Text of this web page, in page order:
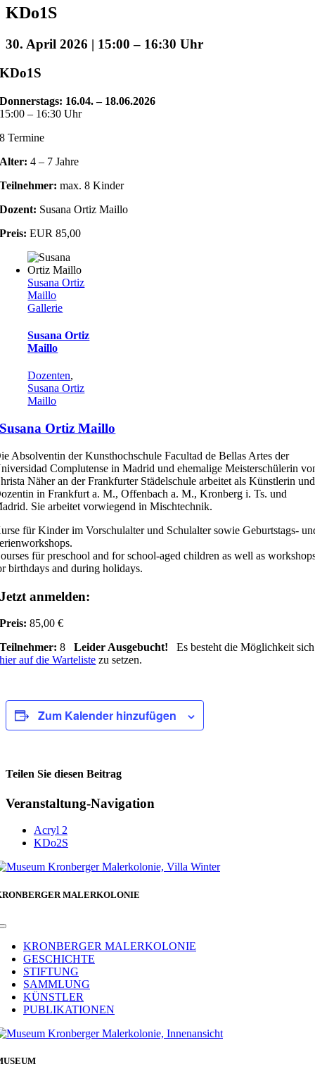
KDo1S
30. April 2026 | 15:00 – 16:30
KDo1S
Donnerstags: 16.04. – 18.06.2026
15:00 – 16:30 Uhr
8 Termine
Alter: 4 – 7 Jahre
Teilnehmer: max. 8 Kinder
Dozent: Susana Ortiz Maillo
Preis: EUR 85,00
Susana Ortiz
Maillo
Gallerie
Susana Ortiz
Maillo
Dozenten,
Susana Ortiz
Maillo
Susana Ortiz Maillo
Absolventin der Kunsthochschule Facultad de Bellas Artes der
Complutense in Madrid und ehemalige Meisterschülerin
Näher an der Frankfurter Städelschule arbeitet als Künstlerin und
in Frankfurt a. M., Offenbach a. M., Kronberg i. Ts. und
Sie arbeitet vorwiegend in Mischtechnik.
für Kinder im Vorschulalter und Schulalter sowie Geburtstags-
für preschool and for school-aged children as well as
birthdays and during holidays.
Jetzt anmelden:
Preis: 85,00 €
Teilnehmer: 8Leider Ausgebucht! Es besteht die Möglichkeit sich
hier auf die Warteliste zu setzen.
Zum Kalender hinzufügen
Teilen Sie diesen Beitrag
Facebook
Veranstaltung-Navigation
Acryl 2
KDo2S
MALERKOLONIE
Toggle
NavigationKRONBERGER MALERKOLONIE
GESCHICHTE
STIFTUNG
SAMMLUNG
KÜNSTLER
PUBLIKATIONEN